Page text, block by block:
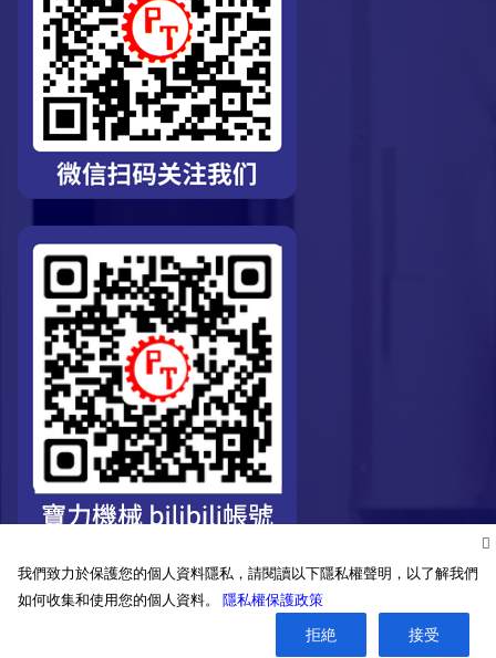
©2026. Pro-Technic Machinery Ltd. All right reserved.
我們致力於保護您的個人資料隱私，請閱讀以下隱私權聲明，以了解我們
如何收集和使用您的個人資料。 隱私權保護政策
拒絶 接受